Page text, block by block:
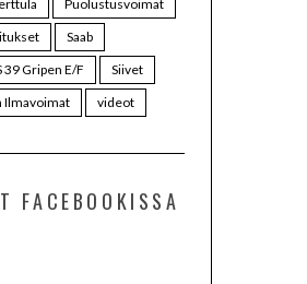
Puolustusvoimat
Saab
39 Gripen E/F
Siivet
Ilmavoimat
videot
FACEBOOKISSA